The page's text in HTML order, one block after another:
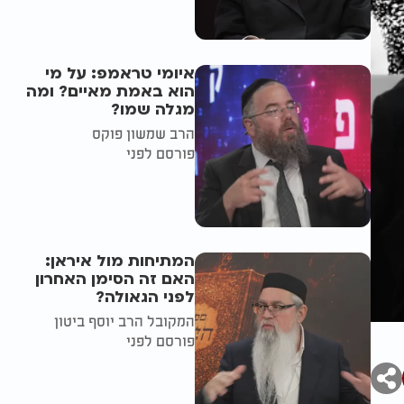
איומי טראמפ: על מי
הוא באמת מאיים? ומה
מגלה שמו?
הרב שמשון פוקס
פורסם לפני
המתיחות מול איראן:
האם זה הסימן האחרון
לפני הגאולה?
המקובל הרב יוסף ביטון
פורסם לפני